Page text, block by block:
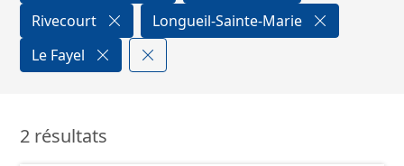
Rivecourt
Longueil-Sainte-Marie
Le Fayel
2 résultats